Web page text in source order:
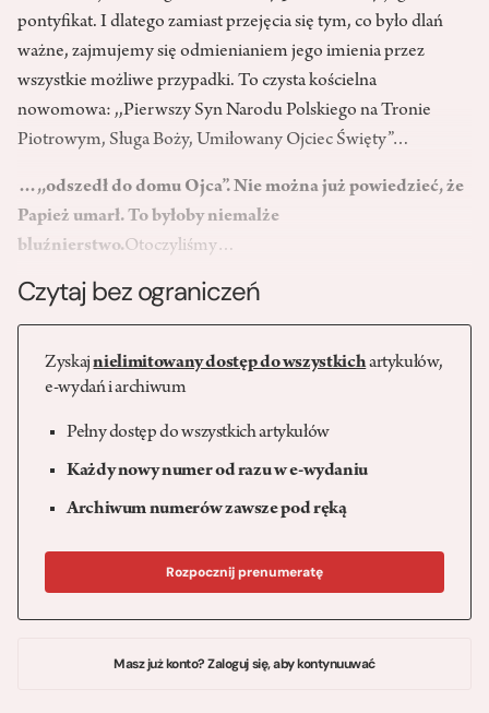
pontyfikat. I dlatego zamiast przejęcia się tym, co było dlań
ważne, zajmujemy się odmienianiem jego imienia przez
wszystkie możliwe przypadki. To czysta kościelna
nowomowa: ,,Pierwszy Syn Narodu Polskiego na Tronie
Piotrowym, Sługa Boży, Umiłowany Ojciec Święty”…
…,,odszedł do domu Ojca”. Nie można już powiedzieć, że
Papież umarł. To byłoby niemalże
bluźnierstwo.Otoczyliśmy…
Czytaj bez ograniczeń
Zyskajnielimitowany dostęp do wszystkichartykułów,
e-wydań i archiwum
Pełny dostęp do wszystkich artykułów
Każdy nowy numer od razu w e-wydaniu
Archiwum numerów zawsze pod ręką
Rozpocznij prenumeratę
Masz już konto? Zaloguj się, aby kontynuuwać